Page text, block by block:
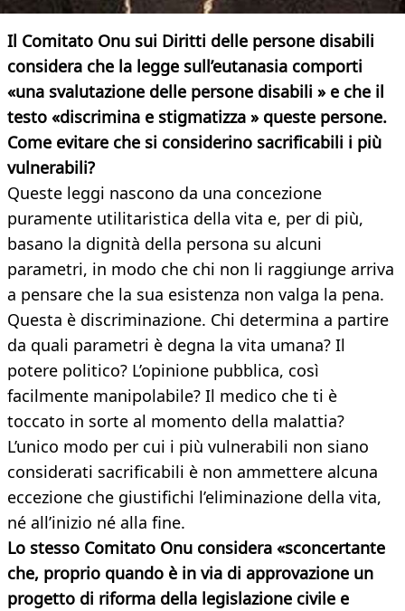
Il Comitato Onu sui Diritti delle persone disabili
considera che la legge sull’eutanasia comporti
«una svalutazione delle persone disabili » e che il
testo «discrimina e stigmatizza » queste persone.
Come evitare che si considerino sacrificabili i più
vulnerabili?
Queste leggi nascono da una concezione
puramente utilitaristica della vita e, per di più,
basano la dignità della persona su alcuni
parametri, in modo che chi non li raggiunge arriva
a pensare che la sua esistenza non valga la pena.
Questa è discriminazione. Chi determina a partire
da quali parametri è degna la vita umana? Il
potere politico? L’opinione pubblica, così
facilmente manipolabile? Il medico che ti è
toccato in sorte al momento della malattia?
L’unico modo per cui i più vulnerabili non siano
considerati sacrificabili è non ammettere alcuna
eccezione che giustifichi l’eliminazione della vita,
né all’inizio né alla fine.
Lo stesso Comitato Onu considera «sconcertante
che, proprio quando è in via di approvazione un
progetto di riforma della legislazione civile e